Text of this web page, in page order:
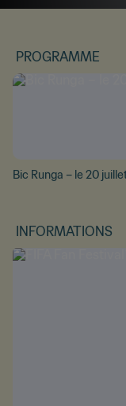
PROGRAMME
Bic Runga – le 20
INFORMATIONS